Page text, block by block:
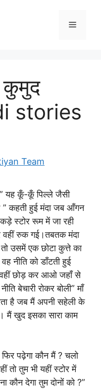
Menu
कुमुद
stories
Team
” यह कूँ-कूँ पिल्ले जैसी
” कहती हुई मंदा जब आँगन
स्टोर रूम में जा रही
रुक गई।तबतक मंदा
उसमें एक छोटा कुत्ते का
नीति को डाँटती हुई
वहीं छोड़ कर आओ जहाँ से
बेचारी रोकर बोली” माँ
है जब मैं अपनी सहेली के
मैं खुद इसका सारा काम
पढ़ेगा कौन मैं ? चलो
तुम भी यहीं स्टोर में
कौन देगा तुम दोनों को ?”